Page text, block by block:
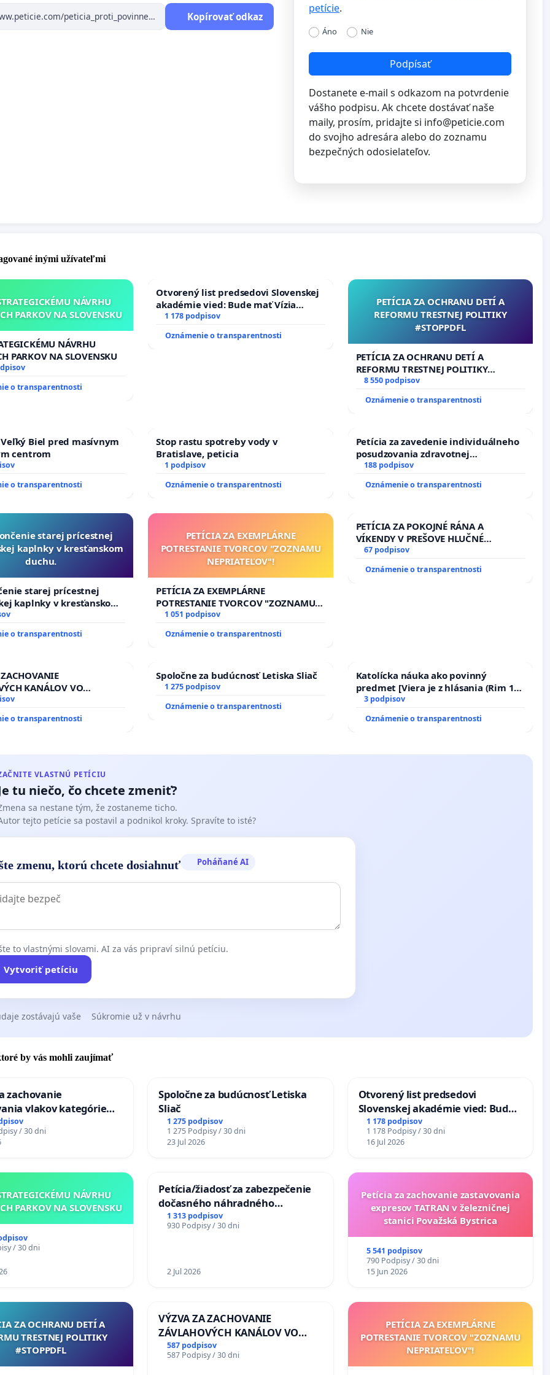
Slovenskej republiky, aby teraz aj v budúcnosti
Nataša Bobocká, Špačinská cesta 109, 917 01
Františková, MBA, Kuzmányho 5000/1, 058 01
Grutka, Modra Harmónia 3704, 900 01 Modra
Gergeľová, Mieru č.5, 044 14 Čaňa
Kopírovať odkaz
petície.
Áno Nie
Podpísať
Dostanete e-mail s odkazom na potvrdenie
vášho podpisu. Ak chcete dostávať naše
maily, prosím, pridajte si info@peticie.com
do svojho adresára alebo do zoznamu
bezpečných odosielateľov.
inými užívateľmi
NÁVRHU
PARKOV NA SLOVENSKU
NÁVRHU
PARKOV NA SLOVENSKU
o transparentnosti
Otvorený list predsedovi Slovenskej
akadémie vied: Bude mať Vízia
Slovenska 2040 mravnú chrbticu?
1 178 podpisov
Oznámenie o transparentnosti
PETÍCIA ZA OCHRANU DETÍ A
REFORMU TRESTNEJ POLITIKY
#STOPPDFL
PETÍCIA ZA OCHRANU DETÍ A
REFORMU TRESTNEJ POLITIKY
#STOPPDFL
8 550 podpisov
Oznámenie o transparentnosti
Biel pred masívnym
centrom
o transparentnosti
Stop rastu spotreby vody v
Bratislave, peticia
1 podpisov
Oznámenie o transparentnosti
Petícia za zavedenie individuálneho
posudzovania zdravotnej
spôsobilosti osôb s diabetom 1. a 2.
zboru SR
188 podpisov
Oznámenie o transparentnosti
starej prícestnej
kaplnky v kresťanskom
duchu.
starej prícestnej
kaplnky v kresťanskom
o transparentnosti
PETÍCIA ZA EXEMPLÁRNE
POTRESTANIE TVORCOV "ZOZNAMU
NEPRIATEĽOV"!
PETÍCIA ZA EXEMPLÁRNE
POTRESTANIE TVORCOV "ZOZNAMU
NEPRIATEĽOV"!
1 051 podpisov
Oznámenie o transparentnosti
PETÍCIA ZA POKOJNÉ RÁNA A
VÍKENDY V PREŠOVE HLUČNÉ
STAVEBNÉ PRÁCE V SOBOTU LEN OD
TÝŽDEŇ CIEĽ 8.00 – 18.00 HOD. A
67 podpisov
Oznámenie o transparentnosti
KANÁLOV VO
VLASTNÍCTVE A POD
na riešenie zanedbaného
o transparentnosti
Spoločne za budúcnosť Letiska Sliač
1 275 podpisov
Oznámenie o transparentnosti
Katolícka náuka ako povinný
predmet [Viera je z hlásania (Rim 10,
17)]
3 podpisov
Oznámenie o transparentnosti
VLASTNÚ PETÍCIU
tu niečo, čo chcete zmeniť?
sa nestane tým, že zostaneme ticho.
tejto petície sa postavil a podnikol kroky. Spravíte to isté?
zmenu, ktorú chcete dosiahnuť Poháňané AI
to vlastnými slovami. AI za vás pripraví silnú petíciu.
Vytvoriť petíciu
zostávajú vaše Súkromie už v návrhu
by vás mohli zaujímať
zachovanie
vlakov kategórie
TATRAN v železničnej
/ 30 dni
Spoločne za budúcnosť Letiska
Sliač
1 275 podpisov
1 275 Podpisy / 30 dni
23 Jul 2026
Otvorený list predsedovi
Slovenskej akadémie vied: Bude
mať Vízia Slovenska 2040 mravnú
chrbticu?
1 178 podpisov
1 178 Podpisy / 30 dni
16 Jul 2026
NÁVRHU
PARKOV NA SLOVENSKU
/ 30 dni
Petícia/žiadosť za zabezpečenie
dočasného náhradného
premostenia Váhu počas úplnej
uzávery Vážskeho mosta v
1 313 podpisov
930 Podpisy / 30 dni
2 Jul 2026
Petícia za zachovanie zastavovania
expresov TATRAN v železničnej
stanici Považská Bystrica
5 541 podpisov
790 Podpisy / 30 dni
15 Jun 2026
ZA OCHRANU DETÍ A
TRESTNEJ POLITIKY
#STOPPDFL
VÝZVA ZA ZACHOVANIE
ZÁVLAHOVÝCH KANÁLOV VO
VÝLUČNOM VLASTNÍCTVE A POD
KONTROLOU SLOVENSKEJ
587 podpisov
587 Podpisy / 30 dni
PETÍCIA ZA EXEMPLÁRNE
POTRESTANIE TVORCOV "ZOZNAMU
NEPRIATEĽOV"!